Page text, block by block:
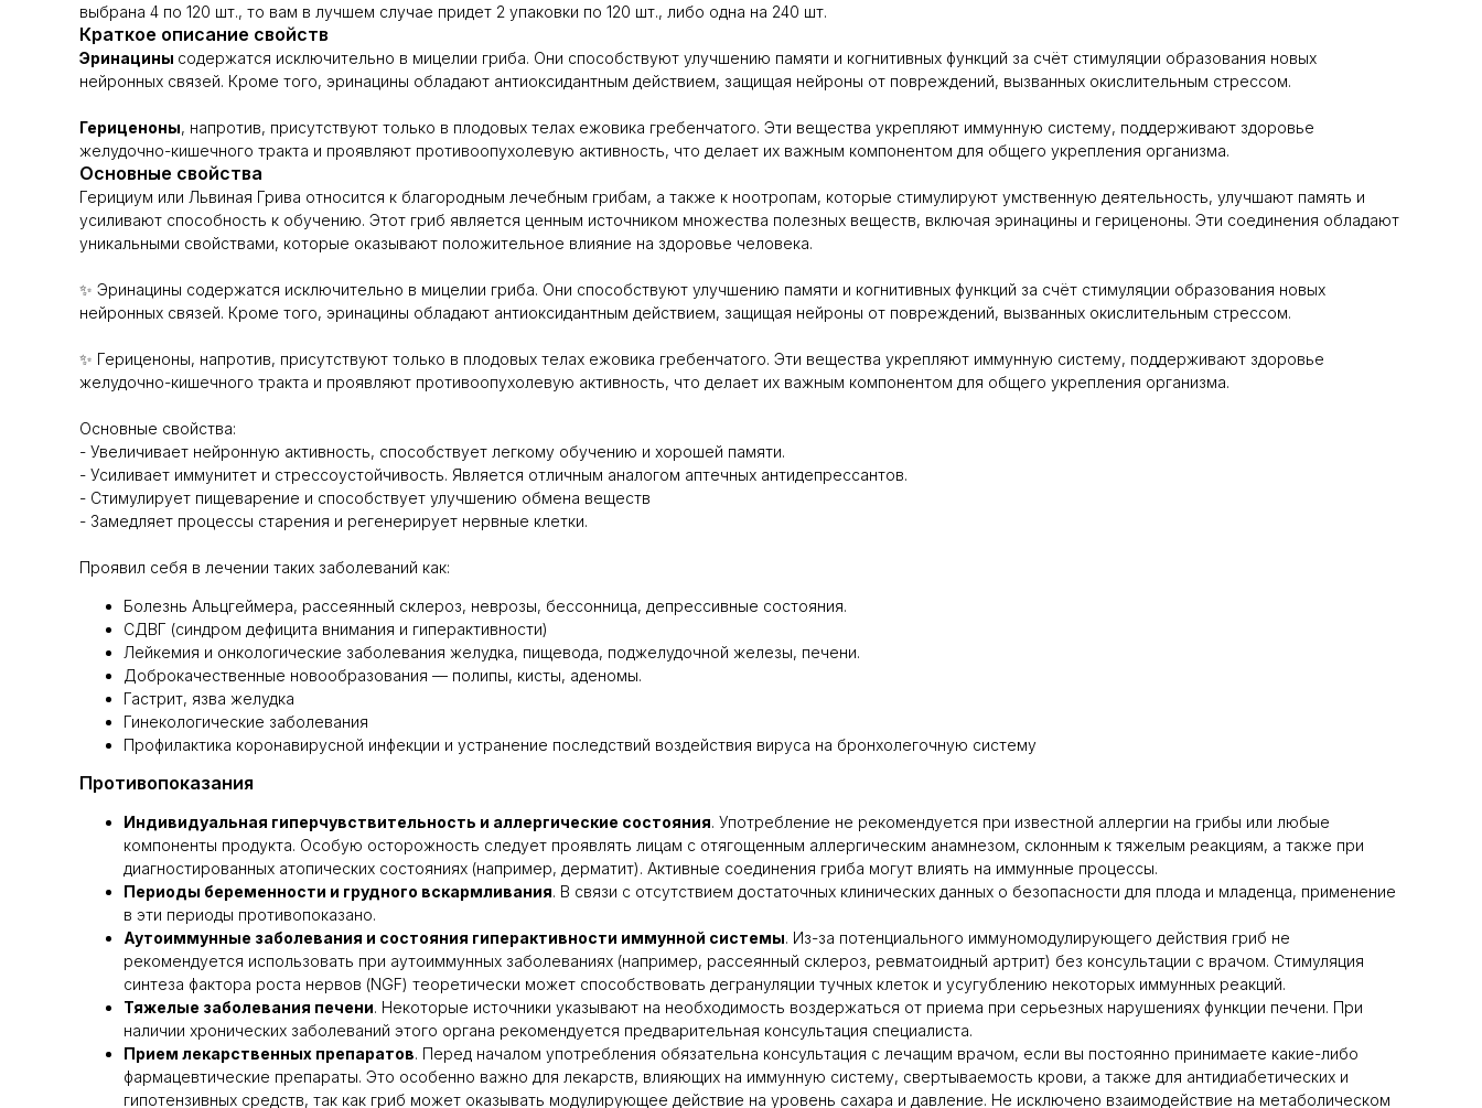
выбрана 4 по 120 шт., то вам в лучшем случае придет 2 упаковки по 120 шт., либо одна на 240 шт.
Краткое описание свойств
Эринацины содержатся исключительно в мицелии гриба. Они способствуют улучшению памяти и когнитивных функций за счёт стимуляции образования новых
нейронных связей. Кроме того, эринацины обладают антиоксидантным действием, защищая нейроны от повреждений, вызванных окислительным стрессом.
Гериценоны, напротив, присутствуют только в плодовых телах ежовика гребенчатого. Эти вещества укрепляют иммунную систему, поддерживают здоровье
желудочно-кишечного тракта и проявляют противоопухолевую активность, что делает их важным компонентом для общего укрепления организма.
Основные свойства
Герициум или Львиная Грива относится к благородным лечебным грибам, а также к ноотропам, которые стимулируют умственную деятельность, улучшают память и
усиливают способность к обучению. Этот гриб является ценным источником множества полезных веществ, включая эринацины и гериценоны. Эти соединения обладают
уникальными свойствами, которые оказывают положительное влияние на здоровье человека.
✨ Эринацины содержатся исключительно в мицелии гриба. Они способствуют улучшению памяти и когнитивных функций за счёт стимуляции образования новых
нейронных связей. Кроме того, эринацины обладают антиоксидантным действием, защищая нейроны от повреждений, вызванных окислительным стрессом.
✨ Гериценоны, напротив, присутствуют только в плодовых телах ежовика гребенчатого. Эти вещества укрепляют иммунную систему, поддерживают здоровье
желудочно-кишечного тракта и проявляют противоопухолевую активность, что делает их важным компонентом для общего укрепления организма.
Основные свойства:
- Увеличивает нейронную активность, способствует легкому обучению и хорошей памяти.
- Усиливает иммунитет и стрессоустойчивость. Является отличным аналогом аптечных антидепрессантов.
- Стимулирует пищеварение и способствует улучшению обмена веществ
- Замедляет процессы старения и регенерирует нервные клетки.
Проявил себя в лечении таких заболеваний как:
Болезнь Альцгеймера, рассеянный склероз, неврозы, бессонница, депрессивные состояния.
СДВГ (синдром дефицита внимания и гиперактивности)
Лейкемия и онкологические заболевания желудка, пищевода, поджелудочной железы, печени.
Доброкачественные новообразования — полипы, кисты, аденомы.
Гастрит, язва желудка
Гинекологические заболевания
Профилактика коронавирусной инфекции и устранение последствий воздействия вируса на бронхолегочную систему
Противопоказания
Индивидуальная гиперчувствительность и аллергические состояния. Употребление не рекомендуется при известной аллергии на грибы или любые
компоненты продукта. Особую осторожность следует проявлять лицам с отягощенным аллергическим анамнезом, склонным к тяжелым реакциям, а также при
диагностированных атопических состояниях (например, дерматит). Активные соединения гриба могут влиять на иммунные процессы.
Периоды беременности и грудного вскармливания. В связи с отсутствием достаточных клинических данных о безопасности для плода и младенца, применение
в эти периоды противопоказано.
Аутоиммунные заболевания и состояния гиперактивности иммунной системы. Из-за потенциального иммуномодулирующего действия гриб не
рекомендуется использовать при аутоиммунных заболеваниях (например, рассеянный склероз, ревматоидный артрит) без консультации с врачом. Стимуляция
синтеза фактора роста нервов (NGF) теоретически может способствовать дегрануляции тучных клеток и усугублению некоторых иммунных реакций.
Тяжелые заболевания печени. Некоторые источники указывают на необходимость воздержаться от приема при серьезных нарушениях функции печени. При
наличии хронических заболеваний этого органа рекомендуется предварительная консультация специалиста.
Прием лекарственных препаратов. Перед началом употребления обязательна консультация с лечащим врачом, если вы постоянно принимаете какие-либо
фармацевтические препараты. Это особенно важно для лекарств, влияющих на иммунную систему, свертываемость крови, а также для антидиабетических и
гипотензивных средств, так как гриб может оказывать модулирующее действие на уровень сахара и давление. Не исключено взаимодействие на метаболическом